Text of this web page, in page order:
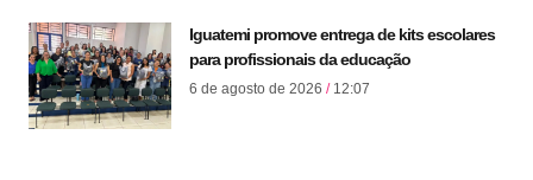
Iguatemi promove entrega de kits escolares
para profissionais da educação
6 de agosto de 2026 12:07